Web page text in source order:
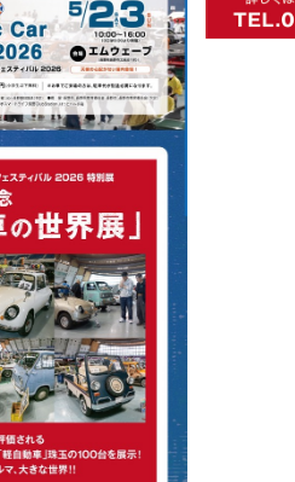
の募集は締め切りました。ご了解ください。
。皆様のご来場をお待ちしています。